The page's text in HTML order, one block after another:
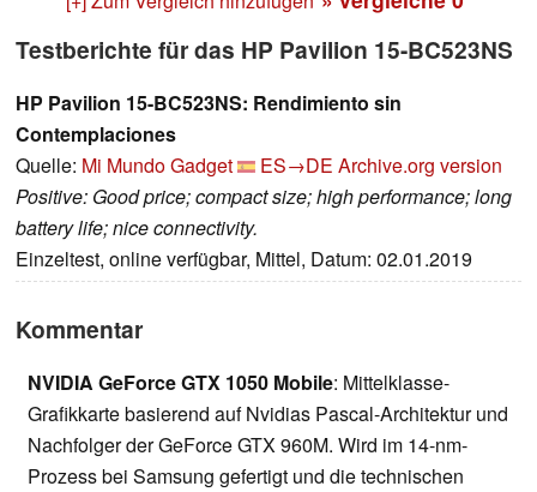
Testberichte für das HP Pavilion 15-BC523NS
HP Pavilion 15-BC523NS: Rendimiento sin
Contemplaciones
Quelle: Mi Mundo Gadget ES→DE Archive.org version
Positive: Good price; compact size; high performance; long
battery life; nice connectivity.
Einzeltest, online verfügbar, Mittel, Datum: 02.01.2019
Kommentar
NVIDIA GeForce GTX 1050 Mobile: Mittelklasse-
Grafikkarte basierend auf Nvidias Pascal-Architektur und
Nachfolger der GeForce GTX 960M. Wird im 14-nm-
Prozess bei Samsung gefertigt und die technischen